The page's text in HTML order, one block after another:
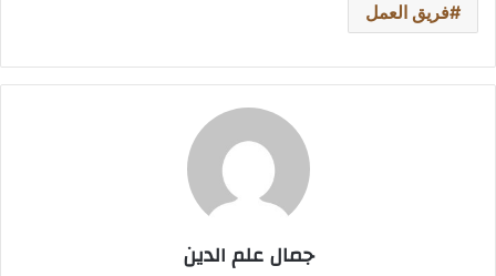
فريق العمل
جمال علم الدين